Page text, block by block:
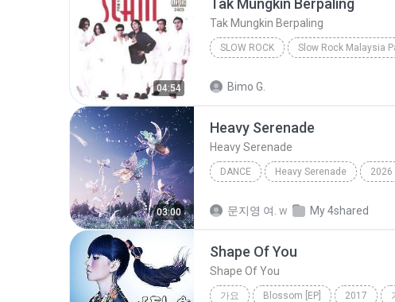
04:54
Tak Mungkin Berpaling
Tak Mungkin Berpaling
SLOW ROCK
Bimo G.
03:00
Heavy Serenade
Heavy Serenade
DANCE Heavy Serenade 2026
문지영 여. w My 4shared
Shape Of You
Shape Of You
가요 Blossom [EP] 2017